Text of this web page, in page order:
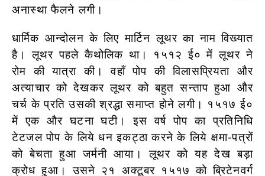
अनास्था फैलने लगी।
धार्मिक आन्दोलन के लिए मार्टिन लूथर का नाम विख्यात
है। लूथर पहले कैथोलिक था। १५१२ ई० में लूथर ने
रोम की यात्रा की। वहाँ पोप की विलासप्रियता और
अत्याचार को देखकर लूथर को बहुत सन्ताप हुआ और
चर्च के प्रति उसकी श्रद्धा समाप्त होने लगी। १५१७ ई०
में एक और घटना घटी। इस वर्ष पोप का प्रतिनिधि
टेटजल पोप के लिये धन इकट्ठा करने के लिये क्षमा-पत्रों
को बेचता हुआजर्मनी आया। लूथर को यह देख बड़ा
क्रोध हुआ। उसने २१ अक्टूबर १५१७ को ब्रिटेनवर्ग